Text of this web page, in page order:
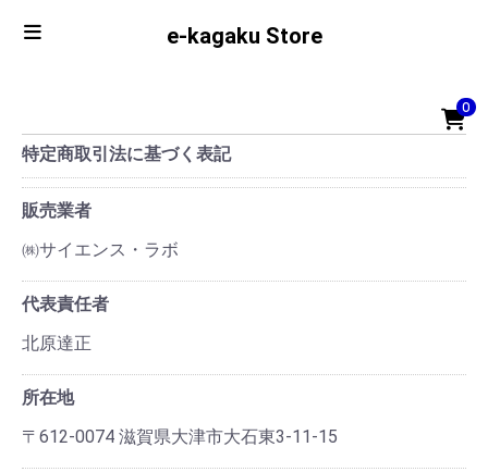
e-kagaku Store
0
特定商取引法に基づく表記
販売業者
㈱サイエンス・ラボ
代表責任者
北原達正
所在地
〒612-0074 滋賀県大津市大石東3-11-15